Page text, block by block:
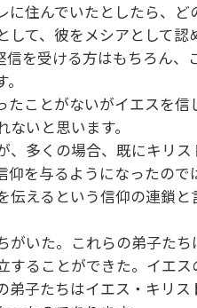
住んでいたとしたら、ど
て、彼をメシアとして認
を受ける方はもちろん
ことがないがイエスを
いと思います。
、多くの場合、既にキリ
を与るようになったの
伝えるという信仰の連鎖
がいた。これらの弟子た
ることができた。イエス
子たちはイエス・キリ